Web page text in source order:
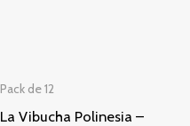
Pack de 12
La Vibucha Polinesia –